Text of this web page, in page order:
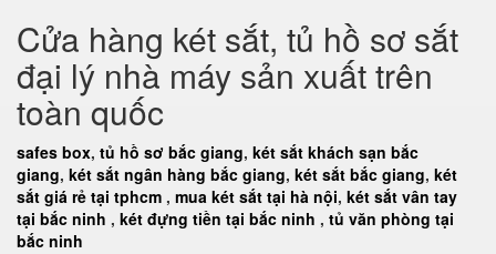
Cửa hàng két sắt, tủ hồ sơ sắt
đại lý nhà máy sản xuất trên
toàn quốc
safes box, tủ hồ sơ bắc giang, két sắt khách sạn bắc
giang, két sắt ngân hàng bắc giang, két sắt bắc giang, két
sắt giá rẻ tại tphcm , mua két sắt tại hà nội, két sắt vân tay
tại bắc ninh , két đựng tiền tại bắc ninh , tủ văn phòng tại
bắc ninh